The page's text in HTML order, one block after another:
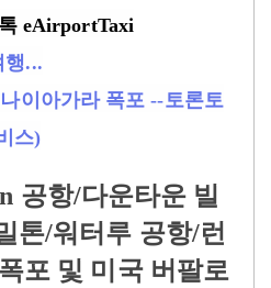
eAirportTaxi
행...
이아가라 폭포 --토론토
스)
공항/다운타운 빌
톤/워터루 공항/런
포 및 미국 버팔로